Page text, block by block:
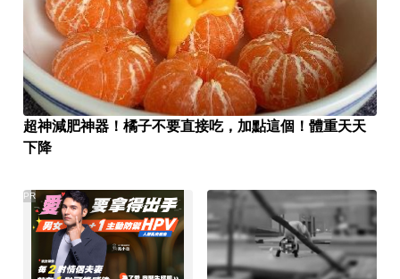
超神減肥神器！橘子不要直接吃，加點這個！體重天天
下降
PR